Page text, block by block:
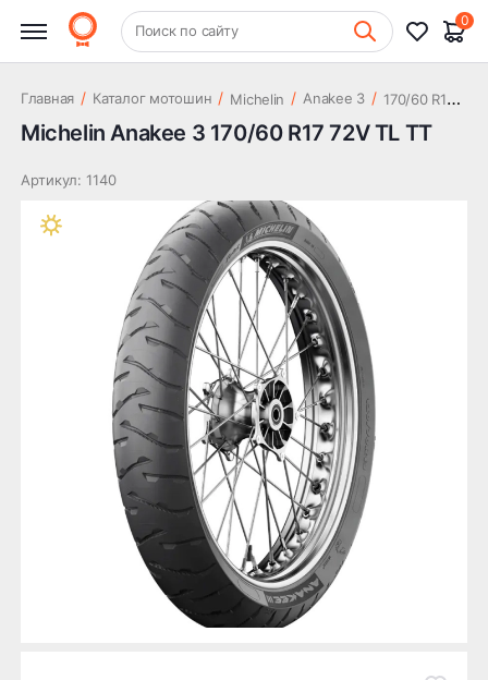
+7 (831) 261-35-35 Шиномонтаж
Поиск по сайту
0
Главная / Каталог мотошин / Michelin / Anakee 3 / 1
70/60 R17 72V TL TT
Michelin Anakee 3 170/60 R17 72V TL TT
Артикул: 1140